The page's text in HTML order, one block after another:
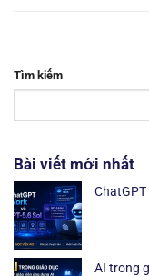
Tìm kiếm
Bài viết mới nhất
ChatGPT
AI trong